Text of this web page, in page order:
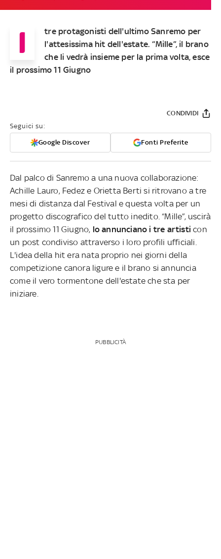
I
tre protagonisti dell'ultimo Sanremo per
l'attesissima hit dell'estate. “Mille”, il brano
che li vedrà insieme per la prima volta, esce
il prossimo 11 Giugno
Seguici su:
Google Discover Fonti Preferite
CONDIVIDI
Dal palco di Sanremo a una nuova collaborazione:
Achille Lauro, Fedez e Orietta Berti si ritrovano a tre
mesi di distanza dal Festival e questa volta per un
progetto discografico del tutto inedito. “Mille”, uscirà
il prossimo 11 Giugno, lo annunciano i tre artisticon
un post condiviso attraverso i loro profili ufficiali.
L'idea della hit era nata proprio nei giorni della
competizione canora ligure e il brano si annuncia
come il vero tormentone dell'estate che sta per
iniziare.
PUBBLICITÀ